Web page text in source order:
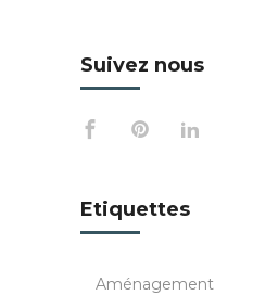
Suivez nous
Etiquettes
Aménagement